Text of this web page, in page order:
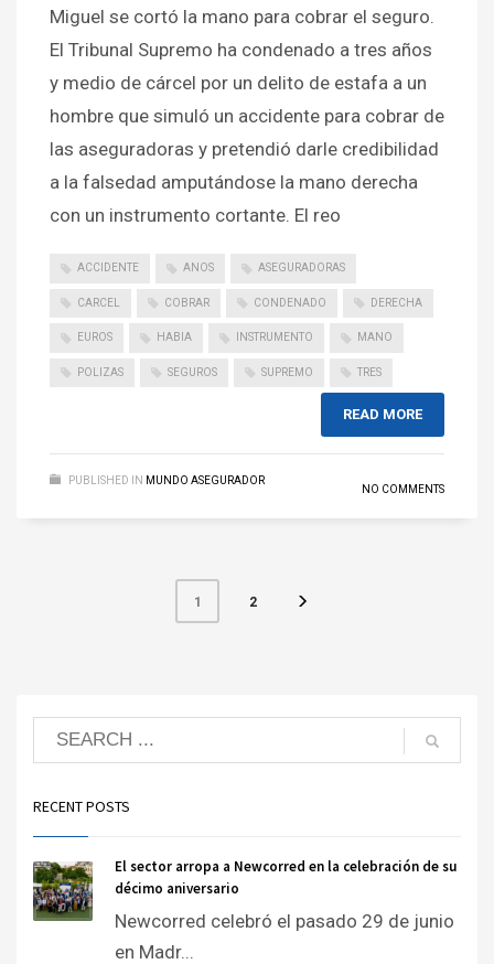
Miguel se cortó la mano para cobrar el seguro.
El Tribunal Supremo ha condenado a tres años
y medio de cárcel por un delito de estafa a un
hombre que simuló un accidente para cobrar de
las aseguradoras y pretendió darle credibilidad
a la falsedad amputándose la mano derecha
con un instrumento cortante. El reo
ACCIDENTE ANOS ASEGURADORAS
CARCEL COBRAR CONDENADO DERECHA
EUROS HABIA INSTRUMENTO MANO
POLIZAS SEGUROS SUPREMO TRES
READ MORE
PUBLISHED IN MUNDO ASEGURADOR
NO COMMENTS
1 2
RECENT POSTS
El sector arropa a Newcorred en la celebración de su
décimo aniversario
Newcorred celebró el pasado 29 de junio
en Madr...